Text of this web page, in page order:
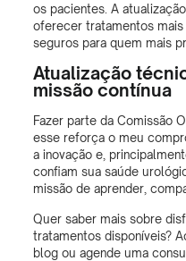
os pacientes. A
oferecer tratamentos
seguros para quem mais
Atualização
missão contínua
Fazer parte da Comissão
esse reforça o meu
a inovação e,
confiam sua saúde
missão de aprender,
Quer saber mais sobre
tratamentos disponíveis?
blog ou agende uma